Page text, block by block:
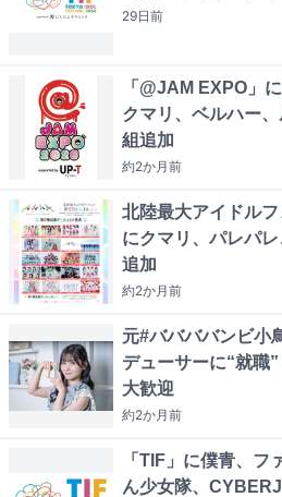
29日前
「@JAM EXPO」
クマリ、ベルハー
組追加
約2か月前
北陸最大アイドルフ
にクマリ、パレパ
追加
約2か月前
元#ババババンビ小
デューサーに“就職
大歓迎
約2か月前
「TIF」に僕青、フ
ん少女隊、